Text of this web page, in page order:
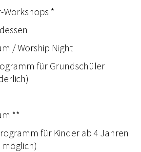
Workshops *
/ Worship Night
für Grundschüler
**
für Kinder ab 4 Jahren